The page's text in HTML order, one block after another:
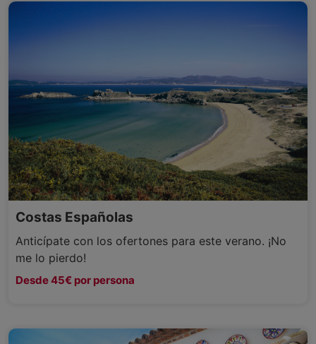
Costas Españolas
Anticípate con los ofertones para este verano. ¡No
me lo pierdo!
Desde 45€ por persona